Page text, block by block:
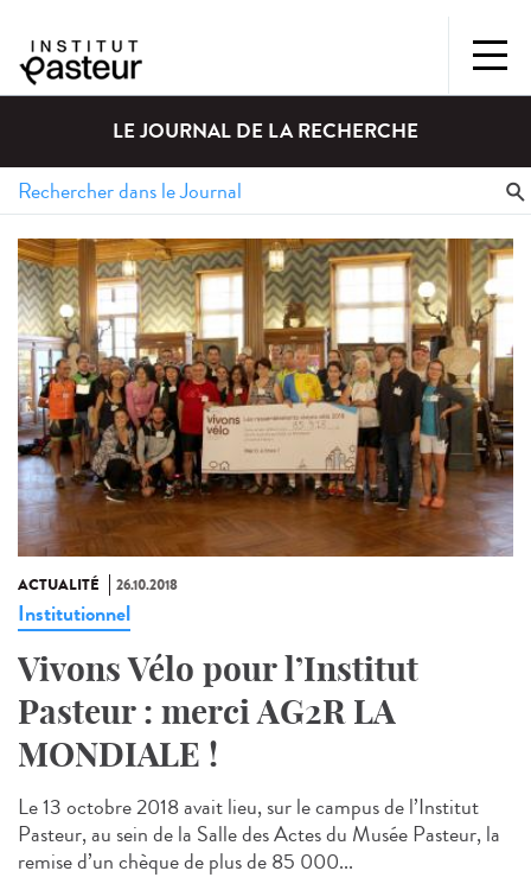
LE JOURNAL DE LA RECHERCHE
ACTUALITÉ 26.10.2018
Institutionnel
Vivons Vélo pour l’Institut
Pasteur : merci AG2R LA
MONDIALE !
Le 13 octobre 2018 avait lieu, sur le campus de l’Institut
Pasteur, au sein de la Salle des Actes du Musée Pasteur, la
remise d’un chèque de plus de 85 000...